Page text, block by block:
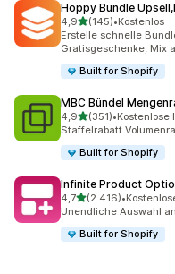
Hoppy Bundle
4,9von 5 Sternen
(145)
145 Rezensionen
•Kostenlos
Erstelle schnelle
Gratisgeschenke, Mix
Built for Shopify
MBC Bündel
4,9von 5 Sternen
(351)
351 Rezensionen
•Kostenlose
Staffelrabatt
Built for Shopify
Infinite Product
4,7von 5 Sternen
(2.416)
2416 Rezensionen
•
Unendliche Auswahl
Built for Shopify